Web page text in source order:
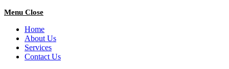
Menu Close
Home
About Us
Services
Contact Us